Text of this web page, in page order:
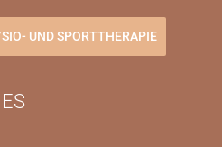
UND SPORTTHERAPIE